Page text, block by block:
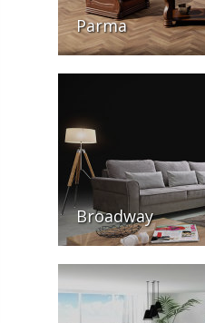
Parma
Broadway